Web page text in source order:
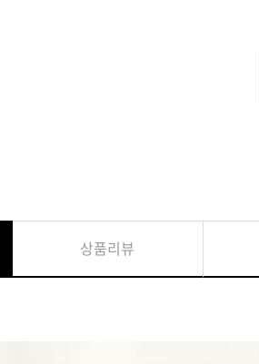
상품리뷰